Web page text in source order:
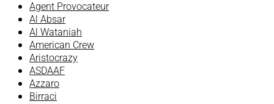
Agent Provocateur
Al Absar
Al Wataniah
American Crew
Aristocrazy
ASDAAF
Azzaro
Birraci